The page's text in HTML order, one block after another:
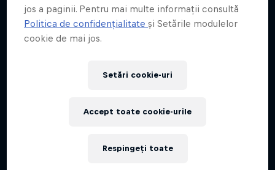
jos a paginii. Pentru mai multe informații consultă
Politica de confidențialitateși Setările modulelor
cookie de mai jos.
Setări cookie-uri
Respingeți toate
Accept toate cookie-urile